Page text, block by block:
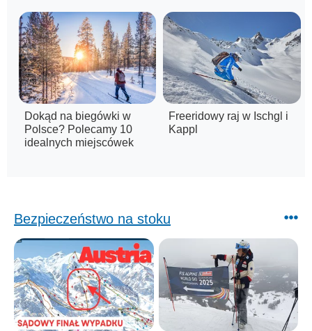
Dokąd na biegówki w
Polsce? Polecamy 10
idealnych miejscówek
Freeridowy raj w Ischgl i
Kappl
Bezpieczeństwo na stoku